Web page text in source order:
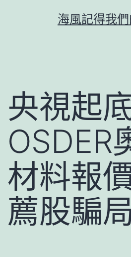
海風記得我
央視起
OSDER
材料報
薦股騙